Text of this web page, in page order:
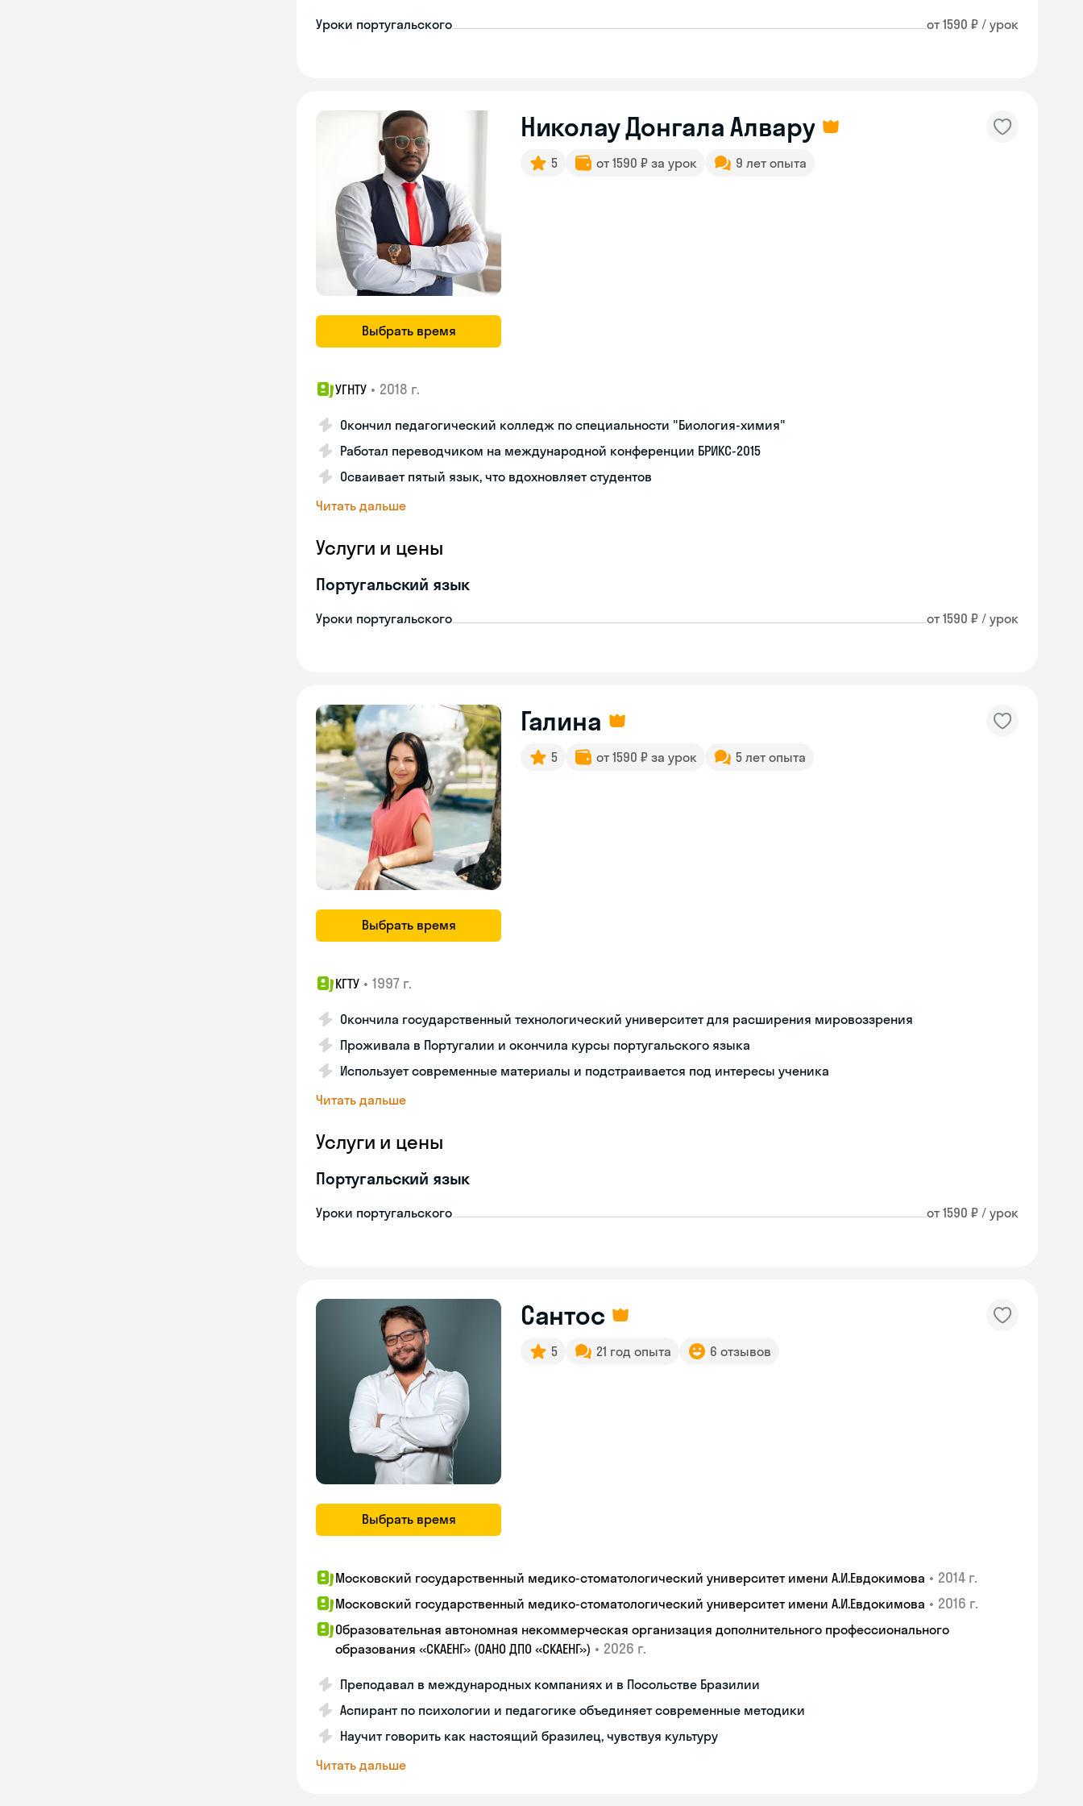
Уроки португальского от 1590 ₽ / урок
Выбрать время
Николау Донгала Алвару
5 от 1590 ₽ за урок 9 лет опыта
УГНТУ • 2018 г.
Окончил педагогический колледж по специальности "Биология-химия"
Работал переводчиком на международной конференции БРИКС-2015
Осваивает пятый язык, что вдохновляет студентов
Читать дальше
Услуги и цены
Португальский язык
Уроки португальского от 1590 ₽ / урок
Выбрать время
Галина
5 от 1590 ₽ за урок 5 лет опыта
КГТУ • 1997 г.
Окончила государственный технологический университет для расширения мировоззрения
Проживала в Португалии и окончила курсы португальского языка
Использует современные материалы и подстраивается под интересы ученика
Читать дальше
Услуги и цены
Португальский язык
Уроки португальского от 1590 ₽ / урок
Выбрать время
Сантос
5 21 год опыта 6 отзывов
Московский государственный медико-стоматологический университет имени А.И.Евдокимова • 2014 г.
Московский государственный медико-стоматологический университет имени А.И.Евдокимова • 2016 г.
Образовательная автономная некоммерческая организация дополнительного профессионального
образования «СКАЕНГ» (ОАНО ДПО «СКАЕНГ») • 2026 г.
Преподавал в международных компаниях и в Посольстве Бразилии
Аспирант по психологии и педагогике объединяет современные методики
Научит говорить как настоящий бразилец, чувствуя культуру
Читать дальше